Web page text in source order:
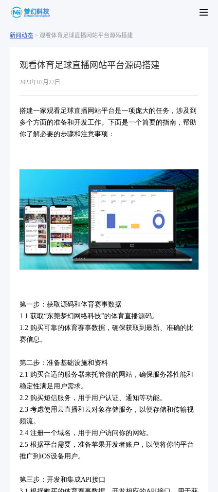
新闻动态 > 观看体育足球直播网站平台源码搭建
观看体育足球直播网站平台源码搭建
2023年07月27日
搭建一家观看足球直播网站平台是一项庞大的任务，涉及到
多个方面的准备和开发工作。下面是一个简要的指南，帮助
你了解必要的步骤和注意事项：
第一步：获取源码和体育赛事数据
1.1 获取“东莞梦幻网络科技”的体育直播源码。
1.2 购买可靠的体育赛事数据，确保获取到最新、准确的比
赛信息。
第二步：准备基础设施和资料
2.1 购买合适的服务器来托管你的网站，确保服务器性能和
稳定性满足用户需求。
2.2 购买短信服务，用于用户认证、通知等功能。
2.3 考虑使用云直播和云对象存储服务，以便存储和传输视
频流。
2.4 注册一个域名，用于用户访问你的网站。
2.5 根据平台需要，准备苹果开发者账户，以便将你的平台
推广到iOS设备用户。
第三步：开发和集成API接口